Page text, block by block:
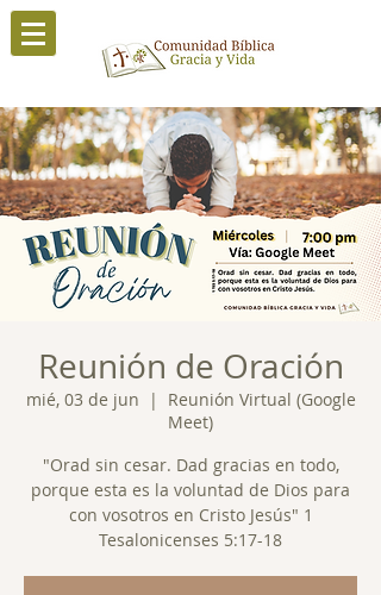
Reunión de Oración
mié, 03 de jun
  |
Reunión Virtual (Google
Meet)
"Orad sin cesar. Dad gracias en todo,
porque esta es la voluntad de Dios para
con vosotros en Cristo Jesús" 1
Tesalonicenses 5:17-18